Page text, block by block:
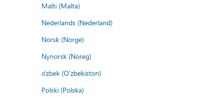
Malti (Malta)
Nederlands (Nederland)
Norsk (Norge)
Nynorsk (Noreg)
o'zbek (O'zbekiston)
Polski (Polska)